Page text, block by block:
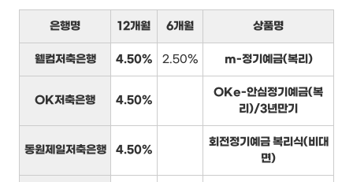
은행명 12개월 6개월 상품명
웰컴저축은행 4.50% 2.50% m-정기예금(복리)
OK저축은행 4.50%
OKe-안심정기예금(복
리)/3년만기
동원제일저축은행 4.50%
회전정기예금 복리식(비대
면)